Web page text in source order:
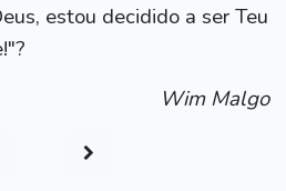
estou decidido a ser Teu
Wim Malgo